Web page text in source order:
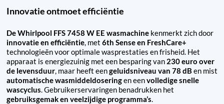
Innovatie ontmoet efficiëntie
De Whirlpool FFS 7458 W EE wasmachine kenmerkt zich door
innovatie en efficiëntie, met6th Sense en FreshCare+
technologieën voor optimale wasprestaties en frisheid. Het
apparaat is energiezuinig met een besparing van 230 euro over
de levensduur, maar heeft eengeluidsniveau van 78 dB en mist
automatische wasmiddeldoseringen eenvolledige snelle
wascyclus. Gebruikerservaringen benadrukken het
gebruiksgemak en veelzijdige programma’s.